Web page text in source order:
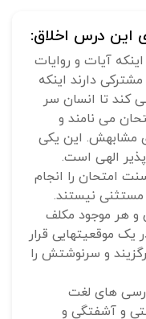
این درس اخلاق:
آیات و روایات
دارند اینکه
کند تا انسان سر
می نامند و
مشابهش. این یکی
الهی است.
امتحان را انجام
مستثنی نیستند.
و هر موجود مکلف
موقعیتهایی قرار
و سرنوشتش را
های لغت
و آشفتگی و